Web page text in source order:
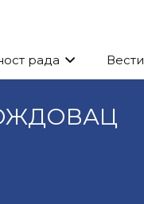
рада Вести